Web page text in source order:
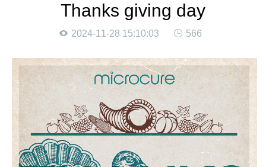
Thanks giving day
2024-11-28 15:10:03 566